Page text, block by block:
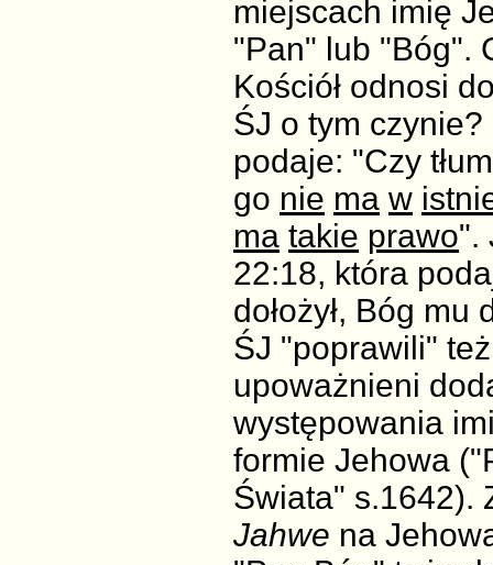
miejscach imię
"Pan" lub "Bóg".
Kościół odnosi
ŚJ o tym
podaje: "Czy
go nie ma w
ma takie prawo".
22:18, która
dołożył, Bóg
ŚJ "poprawili"
upoważnieni
występowania
formie Jehowa
Świata" s.1642).
Jahwe na